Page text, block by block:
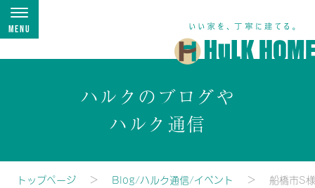
Menu
ハルクのブログや
ハルク通信
トップページ Blog/ハルク通信/イベント 船橋市S